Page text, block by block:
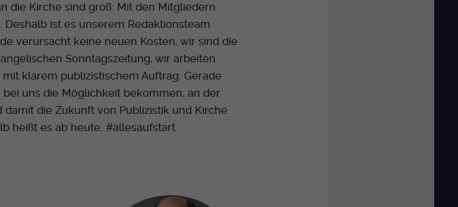
die Kirche sind groß: Mit den Mitgliedern
Deshalb ist es unserem Redaktionsteam
verursacht keine neuen Kosten, wir sind die
Sonntagszeitung, wir arbeiten
klarem publizistischem Auftrag. Gerade
uns die Möglichkeit bekommen, an der
damit die Zukunft von Publizistik und Kirche
heißt es ab heute: #allesaufstart.